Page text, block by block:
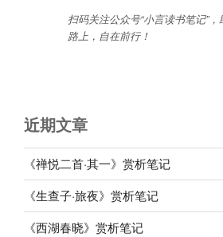
扫码关注公众号“小言读书笔记”
路上，自在前行！
近期文章
《禅悦二首·其一》赏析笔记
《生查子·旅夜》赏析笔记
《西湖春晓》赏析笔记